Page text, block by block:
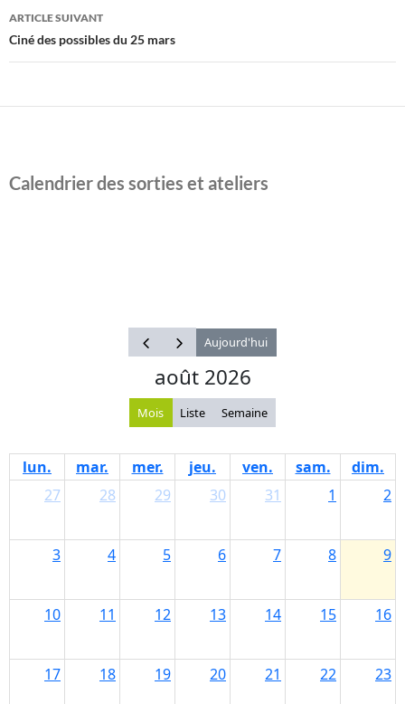
articles
ARTICLE SUIVANT
Ciné des possibles du 25 mars
Calendrier des sorties et ateliers